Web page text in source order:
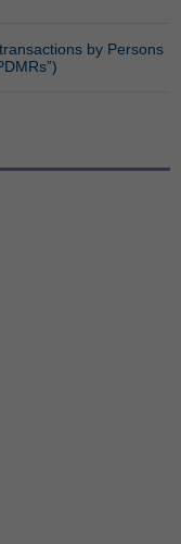
by Persons